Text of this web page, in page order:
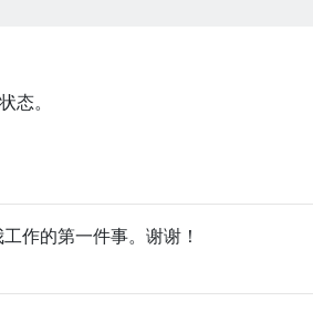
态。
作的第一件事。谢谢！